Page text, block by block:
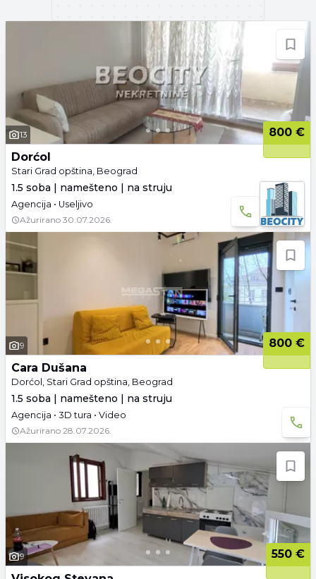
13
800 €
Dorćol
Stari Grad opština, Beograd
1.5 soba | namešteno | na struju
Agencija • Useljivo
Ažurirano 30.07.2026.
9
800 €
Cara Dušana
Dorćol, Stari Grad opština, Beograd
1.5 soba | namešteno | na struju
Agencija • 3D tura • Video
Ažurirano 28.07.2026.
9
550 €